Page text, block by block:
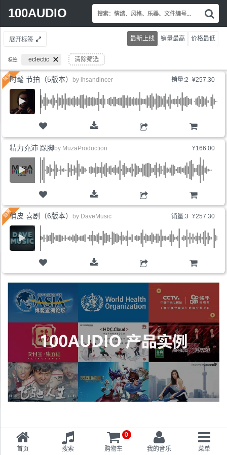
100AUDIO
Search
索
情
绪
乐
文
展开标签
标签: eclectic 清除筛选
最新上线 销量最高 价格最低
销量:2 ¥257.30
时髦 节拍（5版本） by ihsandincer
¥166.00
购物车
精力充沛 跺脚 by MuzaProduction
销量:3 ¥257.30
购物车
俏皮 喜剧（6版本） by DaveMusic
首页 搜索 购物车
0
我的音乐
菜单